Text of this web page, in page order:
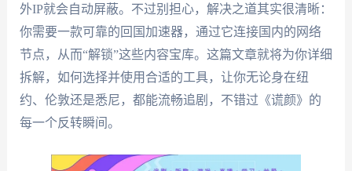
外IP就会自动屏蔽。不过别担心，解决之道其实很清晰：
你需要一款可靠的回国加速器，通过它连接国内的网络
节点，从而“解锁”这些内容宝库。这篇文章就将为你详细
拆解，如何选择并使用合适的工具，让你无论身在纽
约、伦敦还是悉尼，都能流畅追剧，不错过《谎颜》的
每一个反转瞬间。